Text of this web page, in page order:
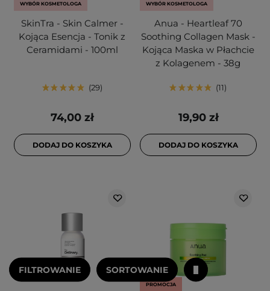
WYBÓR KOSMETOLOGA
SkinTra - Skin Calmer -
Kojąca Esencja - Tonik z
Ceramidami - 100ml
29
74,00 zł
DODAJ DO KOSZYKA
WYBÓR KOSMETOLOGA
Anua - Heartleaf 70
Soothing Collagen Mask -
Kojąca Maska w Płachcie
z Kolagenem - 38g
11
19,90 zł
DODAJ DO KOSZYKA
PROMOCJA
FILTROWANIE SORTOWANIE